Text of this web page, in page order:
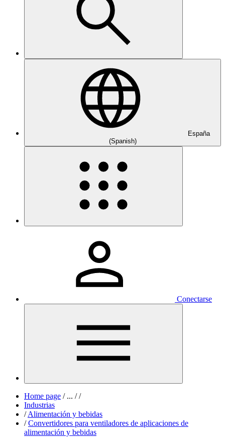
España
(Spanish)
Conectarse
Home page /... / /
Industrias
/ Alimentación y bebidas
/ Convertidores para ventiladores de aplicaciones de
alimentación y bebidas